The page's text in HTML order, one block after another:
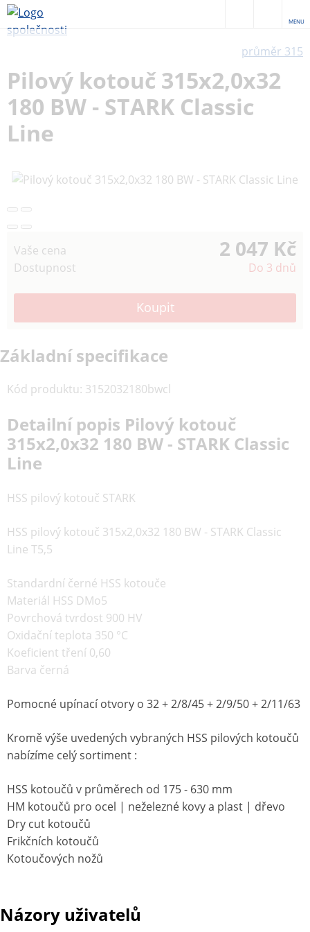
MENU
průměr 315
Pilový kotouč 315x2,0x32
180 BW - STARK Classic
Line
Vaše cena 2 047 Kč
Dostupnost Do 3 dnů
Základní specifikace
Kód produktu: 3152032180bwcl
Detailní popis Pilový kotouč
315x2,0x32 180 BW - STARK Classic
Line
HSS pilový kotouč STARK
HSS pilový kotouč 315x2,0x32 180 BW - STARK Classic
Line T5,5
Standardní černé HSS kotouče
Materiál HSS DMo5
Povrchová tvrdost 900 HV
Oxidační teplota 350 °C
Koeficient tření 0,60
Barva černá
Pomocné upínací otvory o 32 + 2/8/45 + 2/9/50 + 2/11/63
Kromě výše uvedených vybraných HSS pilových kotoučů
nabízíme celý sortiment :
HSS kotoučů v průměrech od 175 - 630 mm
HM kotoučů pro ocel | neželezné kovy a plast | dřevo
Dry cut kotoučů
Frikčních kotoučů
Kotoučových nožů
Názory uživatelů